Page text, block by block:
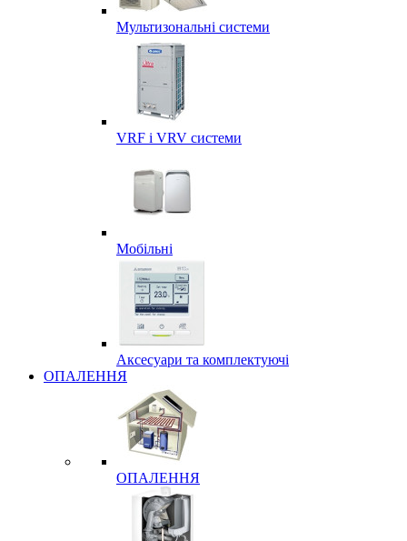
Мультизональні системи
VRF і VRV системи
Мобільні
Аксесуари та комплектуючі
ОПАЛЕННЯ
ОПАЛЕННЯ